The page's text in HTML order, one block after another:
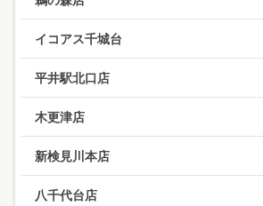
イコアス千城台
平井駅北口店
木更津店
新検見川本店
八千代台店